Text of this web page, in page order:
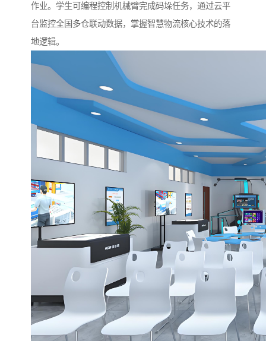
作业。学生可编程控制机械臂完成码垛任务，通过云平
台监控全国多仓联动数据，掌握智慧物流核心技术的落
地逻辑。